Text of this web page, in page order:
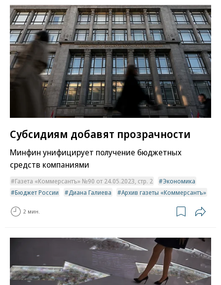
Субсидиям добавят прозрачности
Минфин унифицирует получение бюджетных
средств компаниями
Газета «Коммерсантъ» №90 от 24.05.2023, стр. 2
Экономика
Бюджет России
Диана Галиева Архив газеты «Коммерсантъ»
2 мин.